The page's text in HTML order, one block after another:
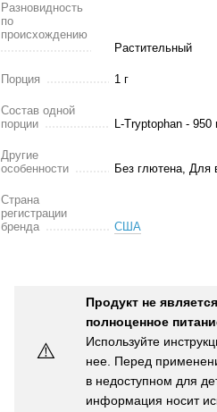
Разновидность
по
происхождению
Растительный
Порция 1 г
Состав одной
порции
L-Tryptophan - 950
Другие
особенности
Без глютена, Для
Страна
регистрации
бренда
США
⚠️
Продукт не
полноценное
Используйте
нее. Перед
в недоступном для
информация носит